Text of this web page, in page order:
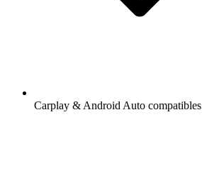
Carplay & Android Auto compatibles